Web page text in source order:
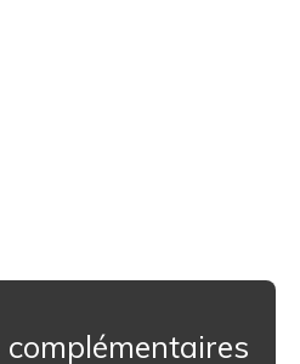
complémentaires